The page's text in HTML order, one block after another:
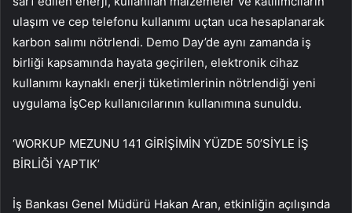
ulaşım ve cep telefonu kullanımı uçtan uca hesaplanarak
karbon salımı nötrlendi. Demo Day’de aynı zamanda iş
birliği kapsamında hayata geçirilen, elektronik cihaz
kullanımı kaynaklı enerji tüketimlerinin nötrlendiği yeni
uygulama İşCep kullanıcılarının kullanımına sunuldu.
‘WORKUP MEZUNU 141 GİRİŞİMİN YÜZDE 50’SİYLE İŞ
BİRLİĞİ YAPTIK’
İş Bankası Genel Müdürü Hakan Aran, etkinliğin açılışında